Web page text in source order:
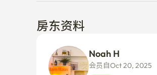
房东资料
Noah H
会员自Oct 20, 2025